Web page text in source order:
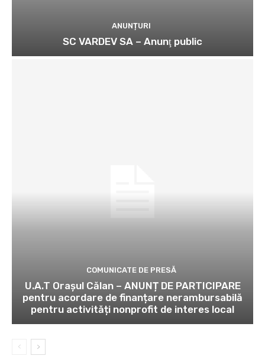
ANUNȚURI
SC VARDEV SA – Anunţ public
COMUNICATE DE PRESĂ
U.A.T Orașul Călan – ANUNȚ DE PARTICIPARE
pentru acordare de finanțare nerambursabilă
pentru activități nonprofit de interes local